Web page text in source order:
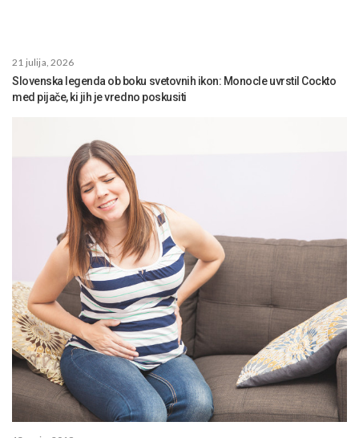
21 julija, 2026
Slovenska legenda ob boku svetovnih ikon: Monocle uvrstil Cockto
med pijače, ki jih je vredno poskusiti